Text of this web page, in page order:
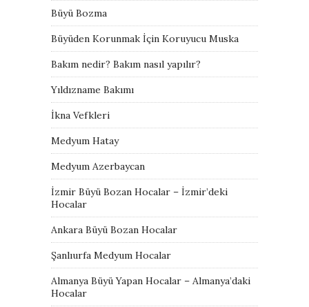
Büyü Bozma
Büyüden Korunmak İçin Koruyucu Muska
Bakım nedir? Bakım nasıl yapılır?
Yıldızname Bakımı
İkna Vefkleri
Medyum Hatay
Medyum Azerbaycan
İzmir Büyü Bozan Hocalar – İzmir’deki
Hocalar
Ankara Büyü Bozan Hocalar
Şanlıurfa Medyum Hocalar
Almanya Büyü Yapan Hocalar – Almanya’daki
Hocalar